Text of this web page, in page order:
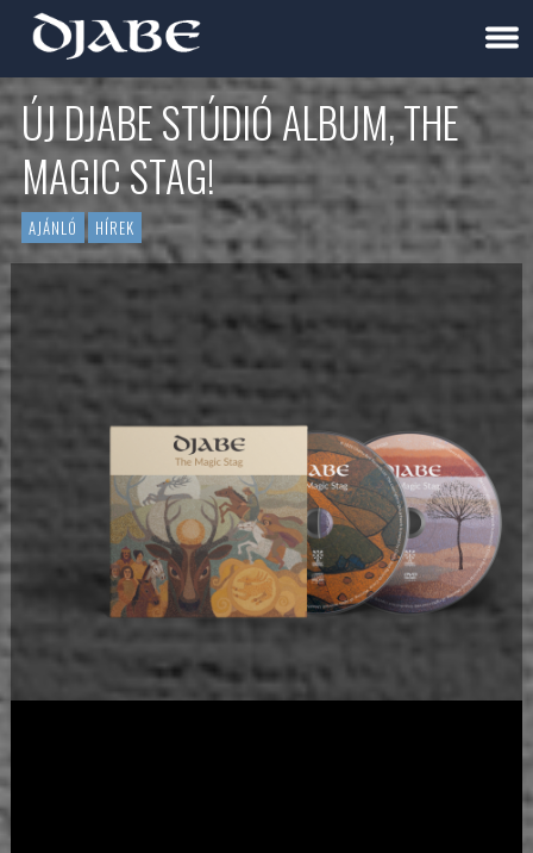
ÚJ DJABE STÚDIÓ ALBUM, THE
MAGIC STAG!
AJÁNLÓ HÍREK